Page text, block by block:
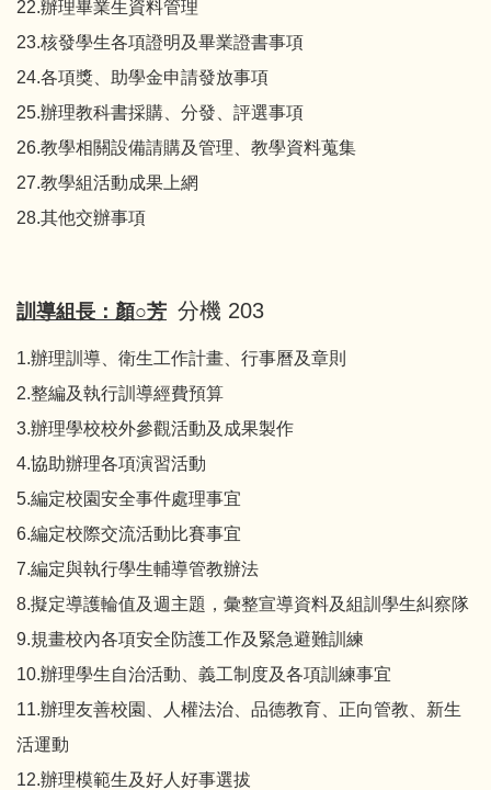
22.辦理畢業生資料管理
23.核發學生各項證明及畢業證書事項
24.各項獎、助學金申請發放事項
25.辦理教科書採購、分發、評選事項
26.教學相關設備請購及管理、教學資料蒐集
27.教學組活動成果上網
28.其他交辦事項
訓導組長：顏○芳 分機 203
1.辦理訓導、衛生工作計畫、行事曆及章則
2.整編及執行訓導經費預算
3.辦理學校校外參觀活動及成果製作
4.協助辦理各項演習活動
5.編定校園安全事件處理事宜
6.編定校際交流活動比賽事宜
7.編定與執行學生輔導管教辦法
8.擬定導護輪值及週主題，彙整宣導資料及組訓學生糾察隊
9.規畫校內各項安全防護工作及緊急避難訓練
10.辦理學生自治活動、義工制度及各項訓練事宜
11.辦理友善校園、人權法治、品德教育、正向管教、新生
活運動
12.辦理模範生及好人好事選拔